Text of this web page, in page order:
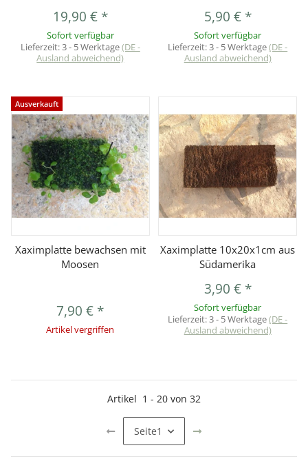
19,90 € *
Sofort verfügbar
Lieferzeit:3 - 5 Werktage(DE -
Ausland abweichend)
5,90 € *
Sofort verfügbar
Lieferzeit:3 - 5 Werktage(DE -
Ausland abweichend)
Ausverkauft
Xaximplatte bewachsen mit
Moosen
7,90 € *
Artikel vergriffen
Xaximplatte 10x20x1cm aus
Südamerika
3,90 € *
Sofort verfügbar
Lieferzeit:3 - 5 Werktage(DE -
Ausland abweichend)
Artikel 1 - 20 von 32
Seite1